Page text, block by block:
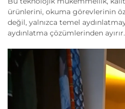
ürünlerini, okuma görevlerinin
değil, yalnızca temel
aydınlatma çözümlerinden ayırır.